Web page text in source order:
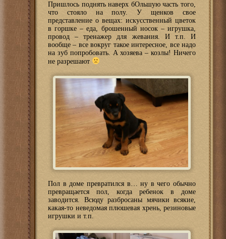
Пришлось поднять наверх бОльшую часть того,
что стояло на полу. У щенков свое
представление о вещах: искусственный цветок
в горшке – еда, брошенный носок – игрушка,
провод – тренажер для жевания. И т.п. И
вообще – все вокруг такое интересное, все надо
на зуб попробовать. А хозяева – козлы! Ничего
не разрешают
Пол в доме превратился в… ну в чего обычно
превращается пол, когда ребенок в доме
заводится. Всюду разбросаны мячики всякие,
какая-то неведомая плюшевая хрень, резиновые
игрушки и т.п.